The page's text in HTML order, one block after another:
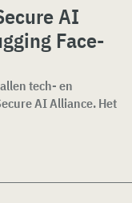
AI
Face-
tech- en
AI Alliance. Het